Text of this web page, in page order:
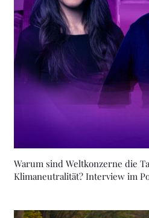
Warum sind Weltkonzerne die
Klimaneutralität? Interview im